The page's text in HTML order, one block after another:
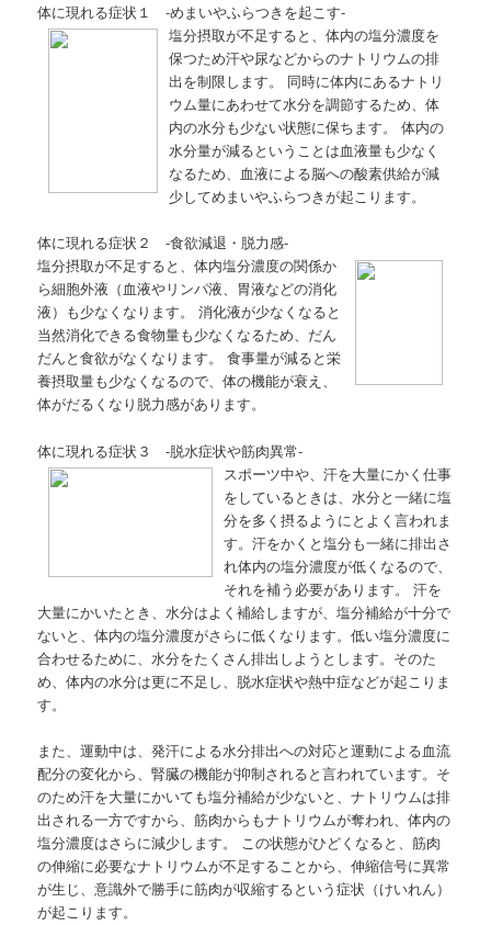
体に現れる症状１ -めまいやふらつきを起こす-
塩分摂取が不足すると、体内の塩分濃度を
保つため汗や尿などからのナトリウムの排
出を制限します。 同時に体内にあるナトリ
ウム量にあわせて水分を調節するため、体
内の水分も少ない状態に保ちます。 体内の
水分量が減るということは血液量も少なく
なるため、血液による脳への酸素供給が減
少してめまいやふらつきが起こります。
体に現れる症状２ -食欲減退・脱力感-
塩分摂取が不足すると、体内塩分濃度の関係か
ら細胞外液（血液やリンパ液、胃液などの消化
液）も少なくなります。 消化液が少なくなると
当然消化できる食物量も少なくなるため、だん
だんと食欲がなくなります。 食事量が減ると栄
養摂取量も少なくなるので、体の機能が衰え、
体がだるくなり脱力感があります。
体に現れる症状３ -脱水症状や筋肉異常-
スポーツ中や、汗を大量にかく仕事
をしているときは、水分と一緒に塩
分を多く摂るようにとよく言われま
す。汗をかくと塩分も一緒に排出さ
れ体内の塩分濃度が低くなるので、
それを補う必要があります。 汗を
大量にかいたとき、水分はよく補給しますが、塩分補給が十分で
ないと、体内の塩分濃度がさらに低くなります。低い塩分濃度に
合わせるために、水分をたくさん排出しようとします。そのた
め、体内の水分は更に不足し、脱水症状や熱中症などが起こりま
す。
また、運動中は、発汗による水分排出への対応と運動による血流
配分の変化から、腎臓の機能が抑制されると言われています。そ
のため汗を大量にかいても塩分補給が少ないと、ナトリウムは排
出される一方ですから、筋肉からもナトリウムが奪われ、体内の
塩分濃度はさらに減少します。 この状態がひどくなると、筋肉
の伸縮に必要なナトリウムが不足することから、伸縮信号に異常
が生じ、意識外で勝手に筋肉が収縮するという症状（けいれん）
が起こります。